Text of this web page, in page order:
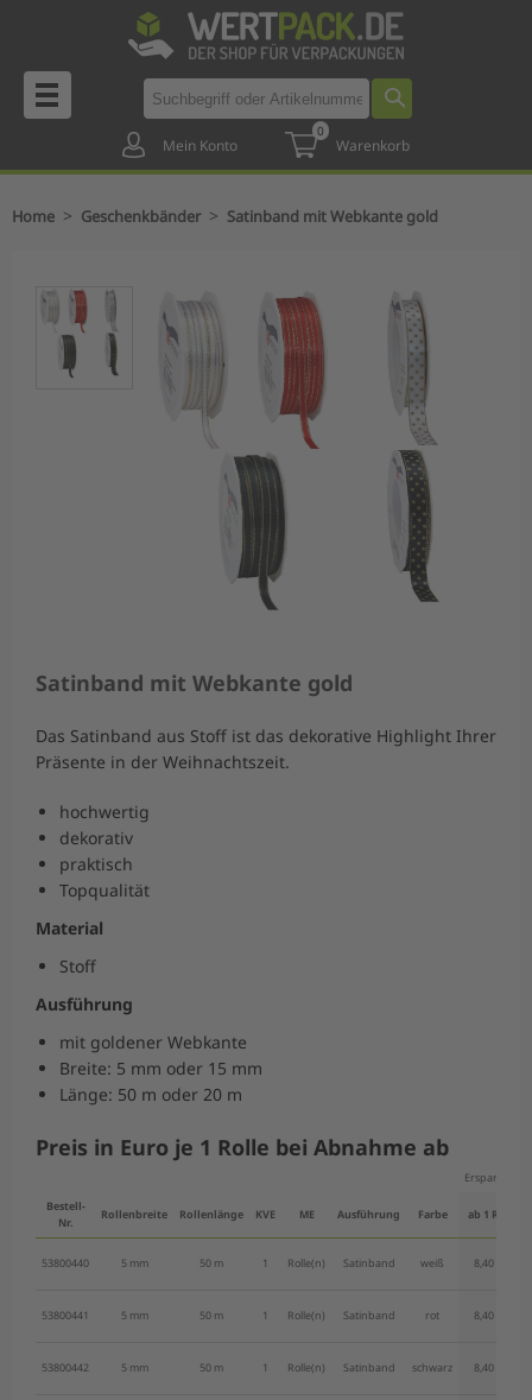
Mein Konto
0
Warenkorb
Home > Geschenkbänder > Satinband mit Webkante gold
Satinband mit Webkante gold
Das Satinband aus Stoff ist das dekorative Highlight Ihrer
Präsente in der Weihnachtszeit.
hochwertig
dekorativ
praktisch
Topqualität
Material
Stoff
Ausführung
mit goldener Webkante
Breite: 5 mm oder 15 mm
Länge: 50 m oder 20 m
Preis in Euro je 1 Rolle bei Abnahme ab
Ersparnis
Bestell-
Nr.
Rollenbreite Rollenlänge KVE ME Ausführung Farbe ab 1 Ro.
53800440 5 mm 50 m 1 Rolle(n) Satinband weiß 8,40 €
53800441 5 mm 50 m 1 Rolle(n) Satinband rot 8,40 €
53800442 5 mm 50 m 1 Rolle(n) Satinband schwarz 8,40 €